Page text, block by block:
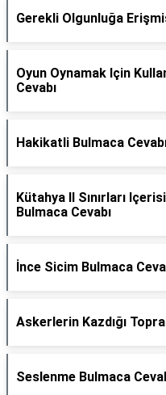
Gerekli Olgunluğa
Oyun Oynamak Için
Cevabı
Hakikatli Bulmaca
Kütahya Il Sınırları
Bulmaca Cevabı
İnce Sicim Bulmaca
Askerlerin Kazdığı
Seslenme Bulmaca